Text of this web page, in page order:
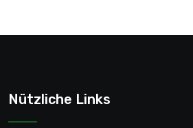
Nützliche Links